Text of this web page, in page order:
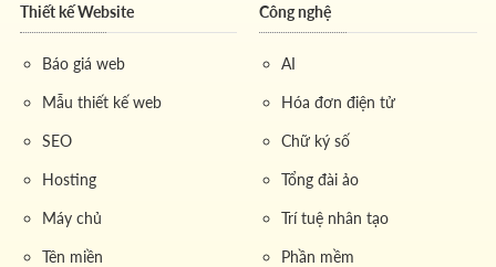
Thiết kế Website
Báo giá web
Mẫu thiết kế web
SEO
Hosting
Máy chủ
Tên miền
Công nghệ
AI
Hóa đơn điện tử
Chữ ký số
Tổng đài ảo
Trí tuệ nhân tạo
Phần mềm